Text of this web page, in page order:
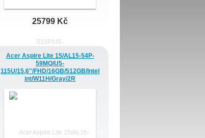
25799 Kč
Acer Aspire Lite 15/AL15-54P-
59MQ/U5-
115U/15,6''/FHD/16GB/512GB/Intel
int/W11H/Gray/2R